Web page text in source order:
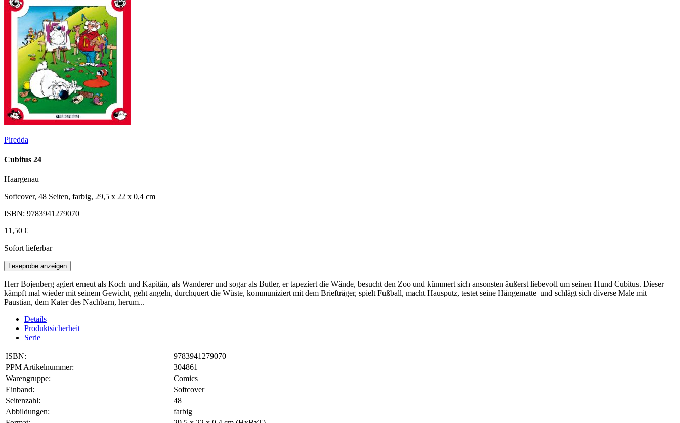
Piredda
Cubitus 24
Haargenau
Softcover, 48 Seiten, farbig, 29,5 x 22 x 0,4 cm
ISBN: 9783941279070
11,50 €
Sofort lieferbar
Leseprobe anzeigen
Herr Bojenberg agiert erneut als Koch und Kapitän, als Wanderer und sogar als Butler, er tapeziert die Wände, besucht den Zoo und kümmert sich ansonsten äußerst liebevoll um seinen Hund Cubitus. Dieser
kämpft mal wieder mit seinem Gewicht, geht angeln, durchquert die Wüste, kommuniziert mit dem Briefträger, spielt Fußball, macht Hausputz, testet seine Hängematte und schlägt sich diverse Male mit
Paustian, dem Kater des Nachbarn, herum...
Details
Produktsicherheit
Serie
ISBN:
9783941279070
PPM Artikelnummer:
304861
Warengruppe:
Comics
Einband:
Softcover
Seitenzahl:
48
Abbildungen:
farbig